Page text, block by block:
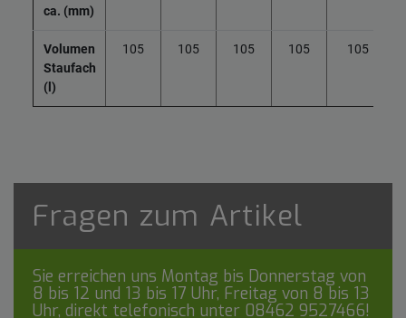
ca. (mm)
Volumen
Staufach
(l)
105 105 105 105 105
Fragen zum Artikel
Sie erreichen uns Montag bis Donnerstag von
8 bis 12 und 13 bis 17 Uhr, Freitag von 8 bis 13
Uhr, direkt telefonisch unter 08462 9527466!